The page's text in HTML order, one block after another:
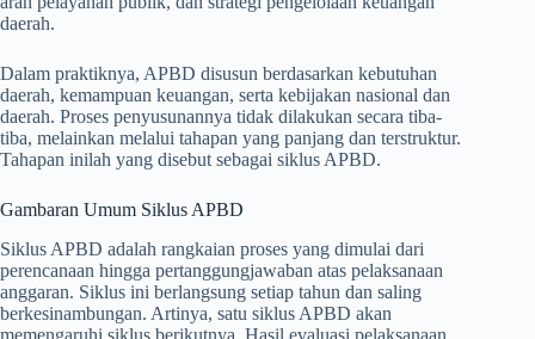
daerah.
Dalam praktiknya, APBD disusun berdasarkan kebutuhan
daerah, kemampuan keuangan, serta kebijakan nasional dan
daerah. Proses penyusunannya tidak dilakukan secara tiba-
tiba, melainkan melalui tahapan yang panjang dan terstruktur.
Tahapan inilah yang disebut sebagai siklus APBD.
Gambaran Umum Siklus APBD
Siklus APBD adalah rangkaian proses yang dimulai dari
perencanaan hingga pertanggungjawaban atas pelaksanaan
anggaran. Siklus ini berlangsung setiap tahun dan saling
berkesinambungan. Artinya, satu siklus APBD akan
memengaruhi siklus berikutnya. Hasil evaluasi pelaksanaan